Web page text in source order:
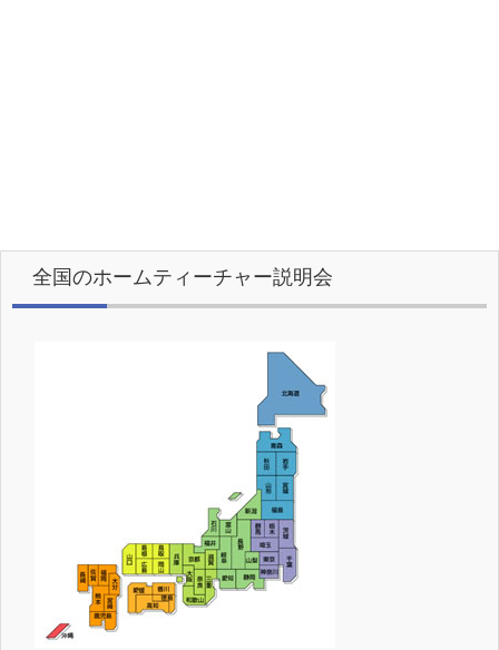
全国のホームティーチャー説明会